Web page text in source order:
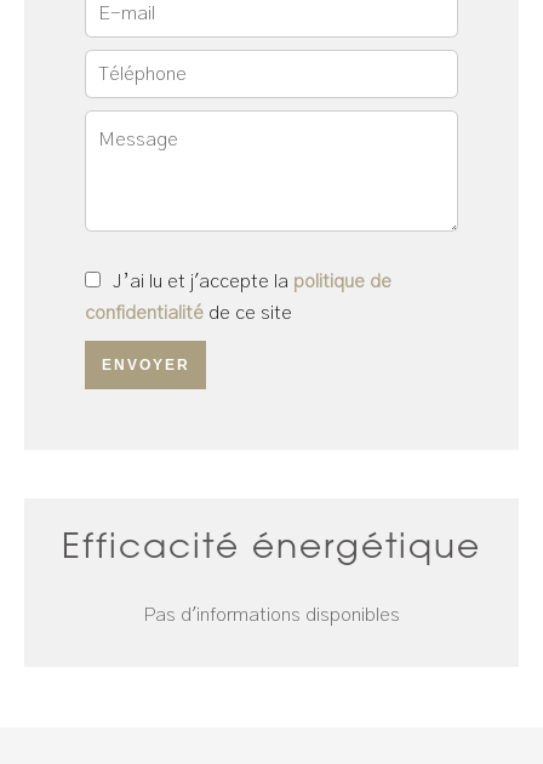
J’ai lu et j'accepte la politique de
confidentialité de ce site
ENVOYER
Efficacité énergétique
Pas d'informations disponibles